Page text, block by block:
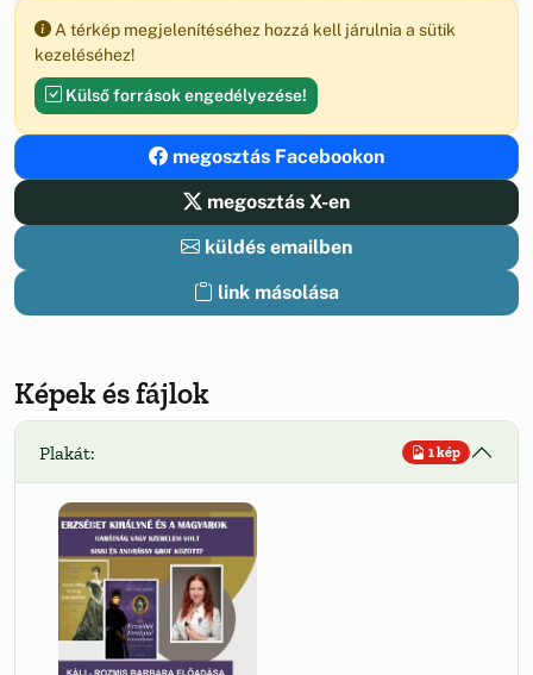
A térkép megjelenítéséhez hozzá kell járulnia a sütik
kezeléséhez!
Külső források engedélyezése!
megosztás Facebookon
megosztás X-en
küldés emailben
link másolása
Képek és fájlok
Plakát: 1 kép